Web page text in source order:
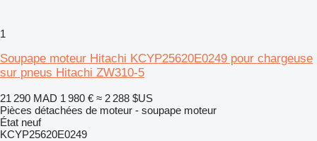
1
Soupape moteur Hitachi KCYP25620E0249 pour chargeuse
sur pneus Hitachi ZW310-5
21 290 MAD 1 980 € ≈ 2 288 $US
Pièces détachées de moteur - soupape moteur
État neuf
KCYP25620E0249